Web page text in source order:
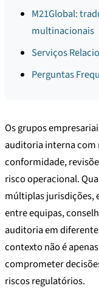
M21Global:
multinacionais
Serviços
Perguntas
Os grupos
auditoria interna com
conformidade,
risco operacional.
múltiplas jurisdições,
entre equipas,
auditoria em
contexto não é
comprometer
riscos regulatórios.